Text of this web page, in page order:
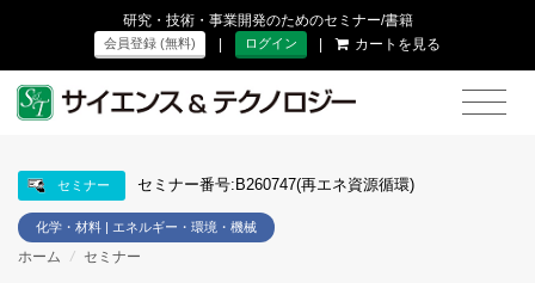
研究・技術・事業開発のためのセミナー/書籍
会員登録 (無料) | ログイン | カートを見る
セミナー セミナー番号:B260747(再エネ資源循環)
化学・材料 | エネルギー・環境・機械
ホーム / セミナー